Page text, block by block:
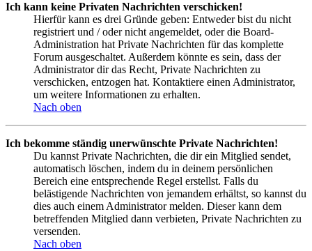
Ich kann keine Privaten Nachrichten verschicken!
Hierfür kann es drei Gründe geben: Entweder bist du nicht
registriert und / oder nicht angemeldet, oder die Board-
Administration hat Private Nachrichten für das komplette
Forum ausgeschaltet. Außerdem könnte es sein, dass der
Administrator dir das Recht, Private Nachrichten zu
verschicken, entzogen hat. Kontaktiere einen Administrator,
um weitere Informationen zu erhalten.
Nach oben
Ich bekomme ständig unerwünschte Private Nachrichten!
Du kannst Private Nachrichten, die dir ein Mitglied sendet,
automatisch löschen, indem du in deinem persönlichen
Bereich eine entsprechende Regel erstellst. Falls du
belästigende Nachrichten von jemandem erhältst, so kannst du
dies auch einem Administrator melden. Dieser kann dem
betreffenden Mitglied dann verbieten, Private Nachrichten zu
versenden.
Nach oben